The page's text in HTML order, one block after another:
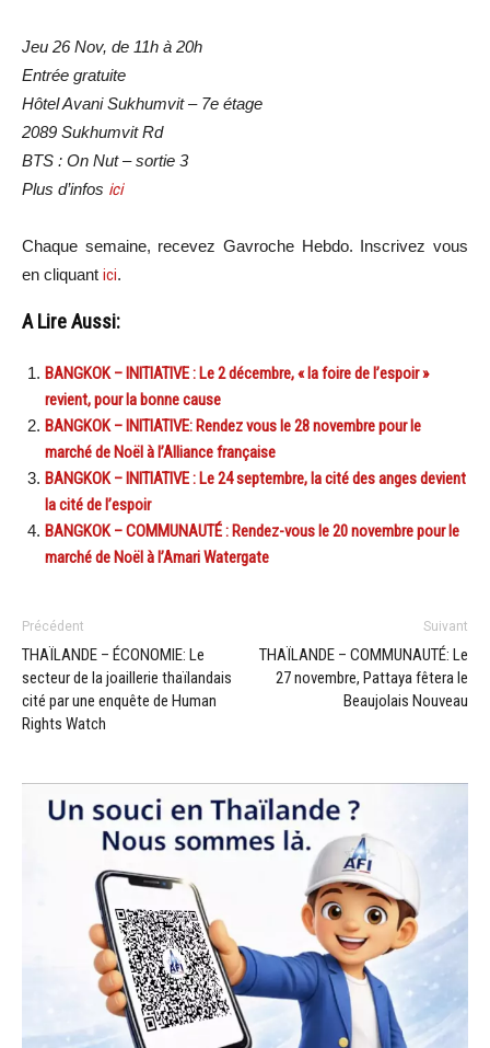
Jeu 26 Nov, de 11h à 20h
Entrée gratuite
Hôtel Avani Sukhumvit – 7e étage
2089 Sukhumvit Rd
BTS : On Nut – sortie 3
Plus d’infos ici
Chaque semaine, recevez Gavroche Hebdo. Inscrivez vous
en cliquant ici.
A Lire Aussi:
BANGKOK – INITIATIVE : Le 2 décembre, « la foire de l’espoir »
revient, pour la bonne cause
BANGKOK – INITIATIVE: Rendez vous le 28 novembre pour le
marché de Noël à l’Alliance française
BANGKOK – INITIATIVE : Le 24 septembre, la cité des anges devient
la cité de l’espoir
BANGKOK – COMMUNAUTÉ : Rendez-vous le 20 novembre pour le
marché de Noël à l’Amari Watergate
Précédent
THAÏLANDE – ÉCONOMIE: Le
secteur de la joaillerie thaïlandais
cité par une enquête de Human
Rights Watch
Suivant
THAÏLANDE – COMMUNAUTÉ: Le
27 novembre, Pattaya fêtera le
Beaujolais Nouveau